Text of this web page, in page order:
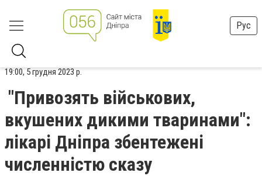
Рус
19:00, 5 грудня 2023 р.
"Привозять військових,
вкушених дикими тваринами":
лікарі Дніпра збентежені
численністю сказу